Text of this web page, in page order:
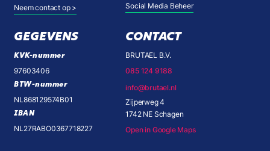
Neem contact op > Social Media Beheer
GEGEVENS
KVK-nummer
97603406
BTW-nummer
NL868129574B01
IBAN
NL27RABO0367718227
CONTACT
BRUTAEL B.V.
085 124 9188
info@brutael.nl
Zijperweg 4
1742 NE Schagen
Open in Google Maps